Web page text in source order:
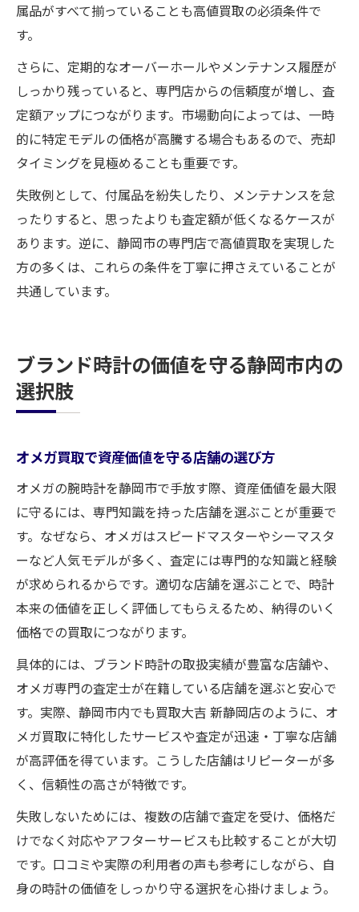
属品がすべて揃っていることも高値買取の必須条件で
す。
さらに、定期的なオーバーホールやメンテナンス履歴が
しっかり残っていると、専門店からの信頼度が増し、査
定額アップにつながります。市場動向によっては、一時
的に特定モデルの価格が高騰する場合もあるので、売却
タイミングを見極めることも重要です。
失敗例として、付属品を紛失したり、メンテナンスを怠
ったりすると、思ったよりも査定額が低くなるケースが
あります。逆に、静岡市の専門店で高値買取を実現した
方の多くは、これらの条件を丁寧に押さえていることが
共通しています。
ブランド時計の価値を守る静岡市内の
選択肢
オメガ買取で資産価値を守る店舗の選び方
オメガの腕時計を静岡市で手放す際、資産価値を最大限
に守るには、専門知識を持った店舗を選ぶことが重要で
す。なぜなら、オメガはスピードマスターやシーマスタ
ーなど人気モデルが多く、査定には専門的な知識と経験
が求められるからです。適切な店舗を選ぶことで、時計
本来の価値を正しく評価してもらえるため、納得のいく
価格での買取につながります。
具体的には、ブランド時計の取扱実績が豊富な店舗や、
オメガ専門の査定士が在籍している店舗を選ぶと安心で
す。実際、静岡市内でも買取大吉 新静岡店のように、オ
メガ買取に特化したサービスや査定が迅速・丁寧な店舗
が高評価を得ています。こうした店舗はリピーターが多
く、信頼性の高さが特徴です。
失敗しないためには、複数の店舗で査定を受け、価格だ
けでなく対応やアフターサービスも比較することが大切
です。口コミや実際の利用者の声も参考にしながら、自
身の時計の価値をしっかり守る選択を心掛けましょう。